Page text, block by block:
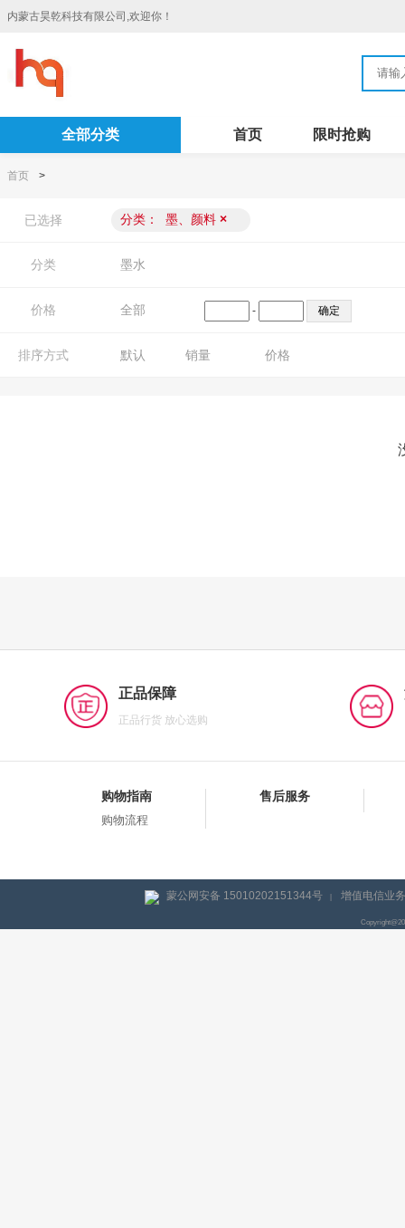
内蒙古昊乾科技有限公司,欢迎你！
全部分类 首页 限时抢购
首页 >
已选择 分类： 墨、颜料 ×
分类 墨水
价格 全部 -
排序方式 默认 销量 价格
正品保障
正品行货 放心选购
购物指南
购物流程
售后服务
蒙公网安备 15010202151344号 | 增值电信业